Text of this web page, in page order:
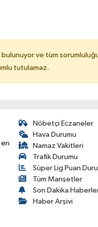
bulunuyor ve tüm
tutulamaz.
en
Nöbetçi Eczaneler
Hava Durumu
Namaz Vakitleri
Trafik Durumu
Süper Lig Puan
Tüm Manşetler
Son Dakika
Haber Arşivi